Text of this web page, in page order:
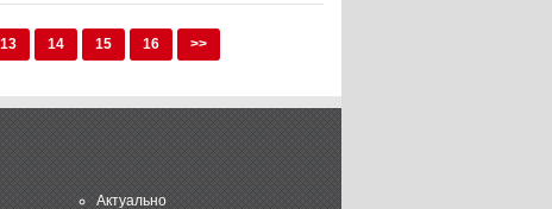
13 14 15 16 >>
Актуально